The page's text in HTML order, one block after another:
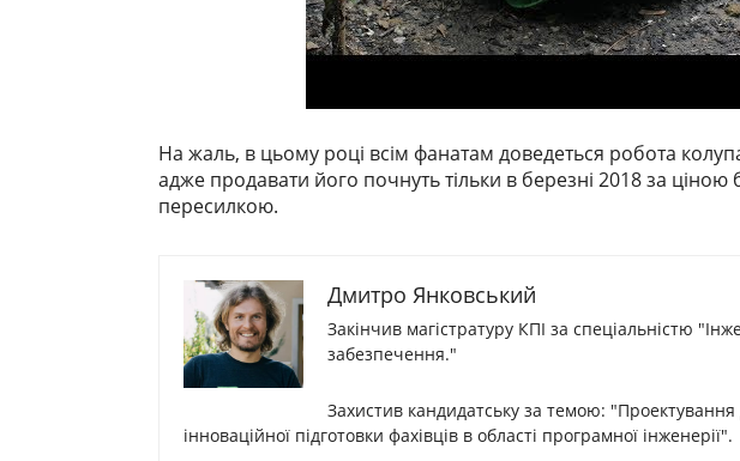
На жаль, в цьому році всім фанатам доведеться робота
адже продавати його почнуть тільки в березні 2018 за ціною
пересилкою.
Дмитро Янковський
Закінчив магістратуру КПІ за спеціальністю
забезпечення."
Захистив кандидатську за темою:
інноваційної підготовки фахівців в області програмної інженерії".